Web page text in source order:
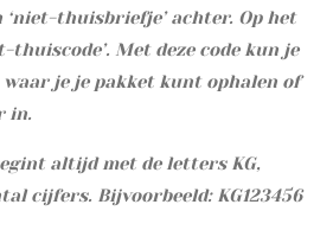
‘niet-thuisbriefje’ achter. Op het
thuiscode’. Met deze code kun je
je je pakket kunt ophalen of
in.
altijd met de letters KG,
cijfers. Bijvoorbeeld: KG123456